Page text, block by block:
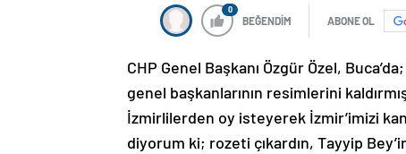
0
BEĞENDİM ABONE OL
CHP Genel Başkanı Özgür Özel,
genel başkanlarının resimlerini
İzmirlilerden oy isteyerek İzmir’imizi
diyorum ki; rozeti çıkardın, Tayyip